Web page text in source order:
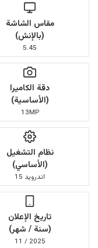
مقاس الشاشة
(بالإنش)
5.45
دقة الكاميرا
(الأساسية)
13MP
نظام التشغيل
(الأساسي)
اندرويد 15
تاريخ الإعلان
(سنة / شهر)
2025 / 11